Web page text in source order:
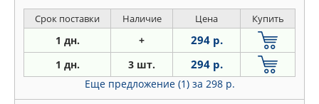
Срок поставки Наличие Цена Купить
1 дн. + 294 р.
1 дн. 3 шт. 294 р.
Еще предложение (1) за 298 р.